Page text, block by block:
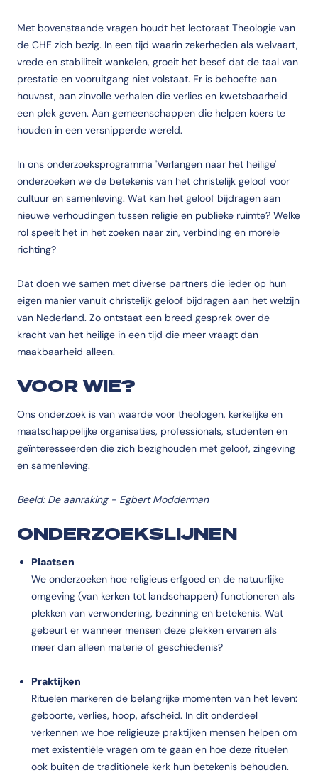
Met bovenstaande vragen houdt het lectoraat Theologie van
de CHE zich bezig. In een tijd waarin zekerheden als welvaart,
vrede en stabiliteit wankelen, groeit het besef dat de taal van
prestatie en vooruitgang niet volstaat. Er is behoefte aan
houvast, aan zinvolle verhalen die verlies en kwetsbaarheid
een plek geven. Aan gemeenschappen die helpen koers te
houden in een versnipperde wereld.
In ons onderzoeksprogramma 'Verlangen naar het heilige'
onderzoeken we de betekenis van het christelijk geloof voor
cultuur en samenleving. Wat kan het geloof bijdragen aan
nieuwe verhoudingen tussen religie en publieke ruimte? Welke
rol speelt het in het zoeken naar zin, verbinding en morele
richting?
Dat doen we samen met diverse partners die ieder op hun
eigen manier vanuit christelijk geloof bijdragen aan het welzijn
van Nederland. Zo ontstaat een breed gesprek over de
kracht van het heilige in een tijd die meer vraagt dan
maakbaarheid alleen.
VOOR WIE?
Ons onderzoek is van waarde voor theologen, kerkelijke en
maatschappelijke organisaties, professionals, studenten en
geïnteresseerden die zich bezighouden met geloof, zingeving
en samenleving.
Beeld: De aanraking - Egbert Modderman
ONDERZOEKSLIJNEN
Plaatsen
We onderzoeken hoe religieus erfgoed en de natuurlijke
omgeving (van kerken tot landschappen) functioneren als
plekken van verwondering, bezinning en betekenis. Wat
gebeurt er wanneer mensen deze plekken ervaren als
meer dan alleen materie of geschiedenis?
Praktijken
Rituelen markeren de belangrijke momenten van het leven:
geboorte, verlies, hoop, afscheid. In dit onderdeel
verkennen we hoe religieuze praktijken mensen helpen om
met existentiële vragen om te gaan en hoe deze rituelen
ook buiten de traditionele kerk hun betekenis behouden.